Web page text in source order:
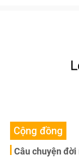
Cộng đồng
Câu chuyện